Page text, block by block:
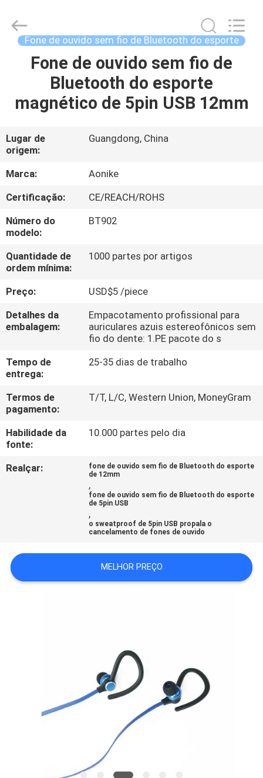
CASA
PRODUTOS
SOBRE
NÓS
EXCURSÃO
DA
FÁBRICA
CONTROLE
DA
QUALIDADE
NOS
PEÇA
UMAS
CITAÇÕES
PRIVACY
POLICY
Shengpai
Electronics
Fone de ouvido sem fio de Bluetooth do esporte
Fone de ouvido sem fio de
Bluetooth do esporte
magnético de 5pin USB 12mm
Lugar de
origem:
Guangdong, China
Marca:
Aonike
Certificação:
CE/REACH/ROHS
Número do
modelo:
BT902
Quantidade de
ordem mínima:
1000 partes por artigos
Preço:
USD$5 /piece
Detalhes da
embalagem:
Empacotamento profissional para
auriculares azuis estereofônicos sem
fio do dente: 1.PE pacote do s
Tempo de
entrega:
25-35 dias de trabalho
Termos de
pagamento:
T/T, L/C, Western Union, MoneyGram
Habilidade da
fonte:
10.000 partes pelo dia
Realçar:
fone de ouvido sem fio de Bluetooth do esporte
de 12mm
,
fone de ouvido sem fio de Bluetooth do esporte
de 5pin USB
,
o sweatproof de 5pin USB propala o
cancelamento de fones de ouvido
MELHOR PREÇO